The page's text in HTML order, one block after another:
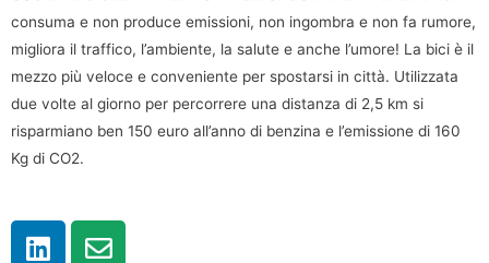
consuma e non produce emissioni, non ingombra e non fa rumore,
migliora il traffico, l’ambiente, la salute e anche l’umore! La bici è il
mezzo più veloce e conveniente per spostarsi in città. Utilizzata
due volte al giorno per percorrere una distanza di 2,5 km si
risparmiano ben 150 euro all’anno di benzina e l’emissione di 160
Kg di CO2.